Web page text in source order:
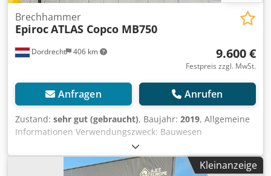
Dordrecht 406 km
Brechhammer
EpirocATLAS Copco MB750
9.600 €
Festpreis zzgl. MwSt.
Anfragen Anrufen
Zustand: sehr gut (gebraucht), Baujahr: 2019, Allgemeine
Informationen Verwendungszweck: Bauwesen
Referenznummer: 2 Gewichte Leergewicht: 750 kg
Funktionell Abmessungen des Laderaums: 120 x 80 x 60
cm CE-Kennzeichnung: ja Wartung, Verlauf und Zustand
Kleinanzeige